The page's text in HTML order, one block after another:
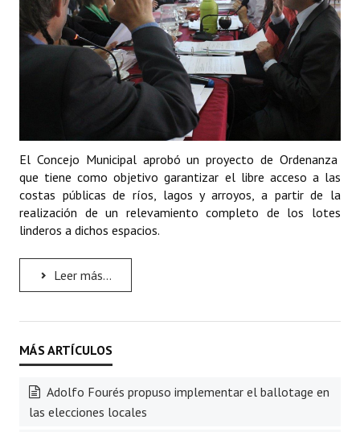
El Concejo Municipal aprobó un proyecto de Ordenanza
que tiene como objetivo garantizar el libre acceso a las
costas públicas de ríos, lagos y arroyos, a partir de la
realización de un relevamiento completo de los lotes
linderos a dichos espacios.
Leer más...
Adolfo Fourés propuso implementar el ballotage en
las elecciones locales